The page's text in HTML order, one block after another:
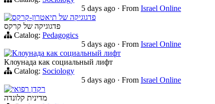
5 days ago · From Israel Online
פדגוגיקה של תיאטרון-קרקס
פדגוגיקה של קרקס
Catalog: Pedagogics
5 days ago · From Israel Online
Клоунада как социальный лифт
Клоунада как социальный лифт
Catalog: Sociology
5 days ago · From Israel Online
רקדן רפואי
מדינית קלונדה